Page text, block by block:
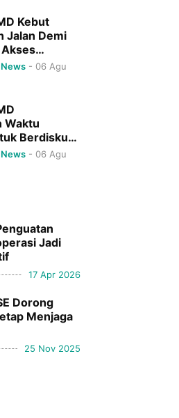
Kebut
Jalan Demi
News - 06 Agu
Waktu
Berdiskusi
KKN
News - 06 Agu
Jadi
17 Apr 2026
Dorong
Menjaga
25 Nov 2025